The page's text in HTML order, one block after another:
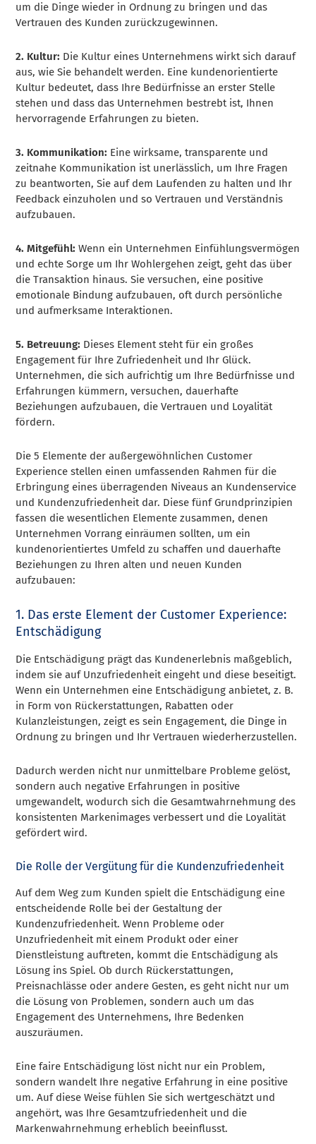
um die Dinge wieder in Ordnung zu bringen und das
Vertrauen des Kunden zurückzugewinnen.
2. Kultur: Die Kultur eines Unternehmens wirkt sich darauf
aus, wie Sie behandelt werden. Eine kundenorientierte
Kultur bedeutet, dass Ihre Bedürfnisse an erster Stelle
stehen und dass das Unternehmen bestrebt ist, Ihnen
hervorragende Erfahrungen zu bieten.
3. Kommunikation: Eine wirksame, transparente und
zeitnahe Kommunikation ist unerlässlich, um Ihre Fragen
zu beantworten, Sie auf dem Laufenden zu halten und Ihr
Feedback einzuholen und so Vertrauen und Verständnis
aufzubauen.
4. Mitgefühl: Wenn ein Unternehmen Einfühlungsvermögen
und echte Sorge um Ihr Wohlergehen zeigt, geht das über
die Transaktion hinaus. Sie versuchen, eine positive
emotionale Bindung aufzubauen, oft durch persönliche
und aufmerksame Interaktionen.
5. Betreuung: Dieses Element steht für ein großes
Engagement für Ihre Zufriedenheit und Ihr Glück.
Unternehmen, die sich aufrichtig um Ihre Bedürfnisse und
Erfahrungen kümmern, versuchen, dauerhafte
Beziehungen aufzubauen, die Vertrauen und Loyalität
fördern.
Die 5 Elemente der außergewöhnlichen Customer
Experience stellen einen umfassenden Rahmen für die
Erbringung eines überragenden Niveaus an Kundenservice
und Kundenzufriedenheit dar. Diese fünf Grundprinzipien
fassen die wesentlichen Elemente zusammen, denen
Unternehmen Vorrang einräumen sollten, um ein
kundenorientiertes Umfeld zu schaffen und dauerhafte
Beziehungen zu Ihren alten und neuen Kunden
aufzubauen:
1. Das erste Element der Customer Experience:
Entschädigung
Die Entschädigung prägt das Kundenerlebnis maßgeblich,
indem sie auf Unzufriedenheit eingeht und diese beseitigt.
Wenn ein Unternehmen eine Entschädigung anbietet, z. B.
in Form von Rückerstattungen, Rabatten oder
Kulanzleistungen, zeigt es sein Engagement, die Dinge in
Ordnung zu bringen und Ihr Vertrauen wiederherzustellen.
Dadurch werden nicht nur unmittelbare Probleme gelöst,
sondern auch negative Erfahrungen in positive
umgewandelt, wodurch sich die Gesamtwahrnehmung des
konsistenten Markenimages verbessert und die Loyalität
gefördert wird.
Die Rolle der Vergütung für die Kundenzufriedenheit
Auf dem Weg zum Kunden spielt die Entschädigung eine
entscheidende Rolle bei der Gestaltung der
Kundenzufriedenheit. Wenn Probleme oder
Unzufriedenheit mit einem Produkt oder einer
Dienstleistung auftreten, kommt die Entschädigung als
Lösung ins Spiel. Ob durch Rückerstattungen,
Preisnachlässe oder andere Gesten, es geht nicht nur um
die Lösung von Problemen, sondern auch um das
Engagement des Unternehmens, Ihre Bedenken
auszuräumen.
Eine faire Entschädigung löst nicht nur ein Problem,
sondern wandelt Ihre negative Erfahrung in eine positive
um. Auf diese Weise fühlen Sie sich wertgeschätzt und
angehört, was Ihre Gesamtzufriedenheit und die
Markenwahrnehmung erheblich beeinflusst.